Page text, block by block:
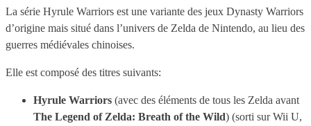
La série Hyrule Warriors est une variante des jeux Dynasty Warriors
d’origine mais situé dans l’univers de Zelda de Nintendo, au lieu des
guerres médiévales chinoises.
Elle est composé des titres suivants:
Hyrule Warriors (avec des éléments de tous les Zelda avant
The Legend of Zelda: Breath of the Wild) (sorti sur Wii U,